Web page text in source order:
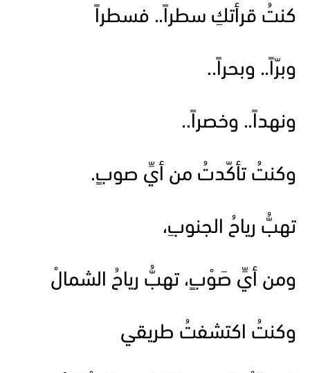
كنتُ قرأتكِ سطراً.. فسطراً
وبرّاً.. وبحراً..
ونهداً.. وخصراً..
وكنتُ تأكّدتُ من أيِّ صوبٍ.
تهبُّ رياحُ الجنوبِ،
ومن أيِّ صَوْبٍ، تهبُّ رياحُ الشمالْ
وكنتُ اكتشفتُ طريقي